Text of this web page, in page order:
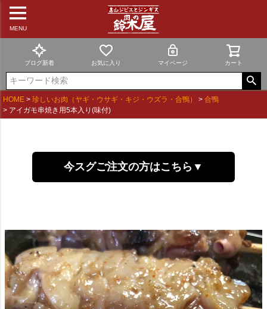
MENU
ブログ新着 お気に入り マイページ カート
HOME 珍しいお肉（ヤギ・ウサギ・キジ・ウズラ・合鴨）
合鴨
アイガモ串焼き用5本入り(味付)
今スグご注文の方はこちら▼